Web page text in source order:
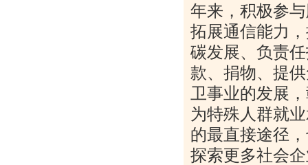
年来，积极参
拓展通信能力
碳发展、负责
款、捐物、提
卫事业的发展
为特殊人群就
的最直接途径
探索更多社会